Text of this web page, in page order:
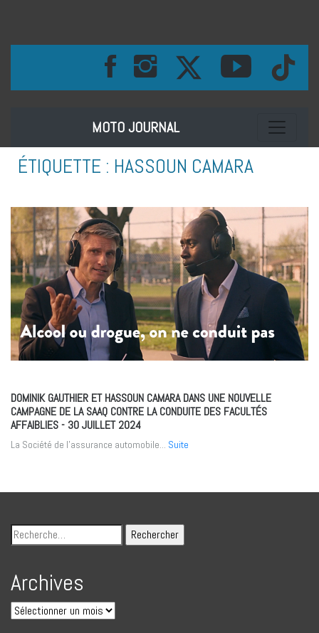
MOTO JOURNAL Toggle
ÉTIQUETTE : HASSOUN CAMARA
DOMINIK GAUTHIER ET HASSOUN CAMARA DANS UNE NOUVELLE
CAMPAGNE DE LA SAAQ CONTRE LA CONDUITE DES FACULTÉS
AFFAIBLIES- 30 JUILLET 2024
La Société de l’assurance automobile... Suite
Archives